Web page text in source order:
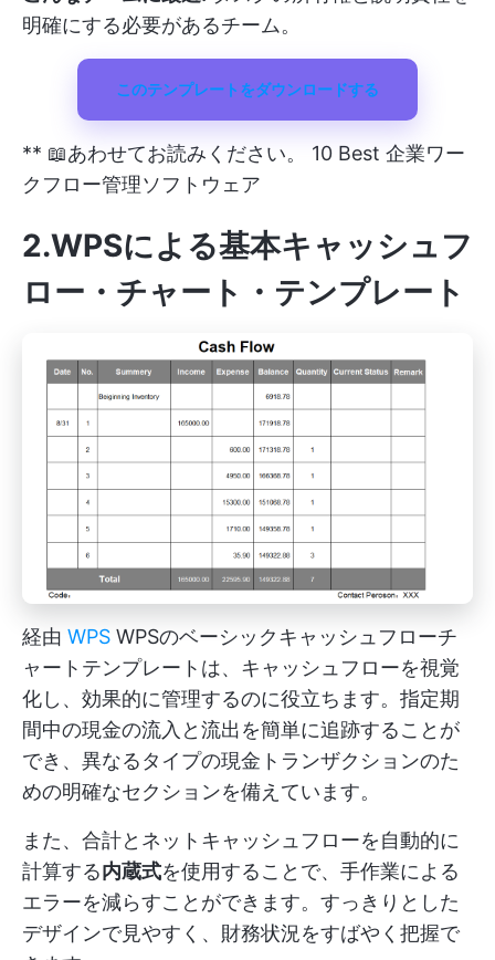
明確にする必要があるチーム。
このテンプレートをダウンロードする
** 📖あわせてお読みください。 10 Best 企業ワー
クフロー管理ソフトウェア
2.WPSによる基本キャッシュフ
ロー・チャート・テンプレート
経由 WPS WPSのベーシックキャッシュフローチ
ャートテンプレートは、キャッシュフローを視覚
化し、効果的に管理するのに役立ちます。指定期
間中の現金の流入と流出を簡単に追跡することが
でき、異なるタイプの現金トランザクションのた
めの明確なセクションを備えています。
また、合計とネットキャッシュフローを自動的に
計算する内蔵式を使用することで、手作業による
エラーを減らすことができます。すっきりとした
デザインで見やすく、財務状況をすばやく把握で